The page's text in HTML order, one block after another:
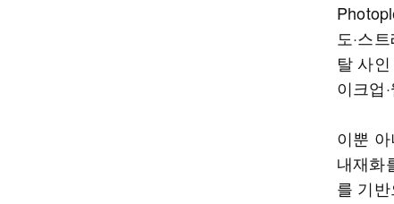
도·스
탈 사
이크업
이뿐
내재화
를 기